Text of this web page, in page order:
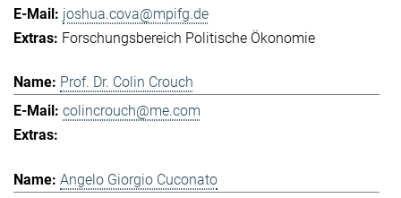
joshua.cova@mpifg.de
Forschungsbereich Politische Ökonomie
Prof. Dr. Colin Crouch
colincrouch@me.com
Angelo Giorgio Cuconato